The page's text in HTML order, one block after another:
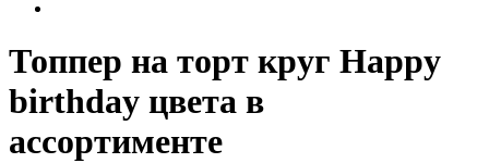
Топпер на торт круг Happy
birthday цвета в
ассортименте